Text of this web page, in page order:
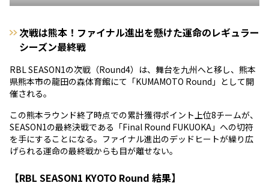
次戦は熊本！ファイナル進出を懸けた運命のレギュラー
シーズン最終戦
RBL SEASON1の次戦（Round4）は、舞台を九州へと移し、熊本
県熊本市の龍田の森体育館にて「KUMAMOTO Round」として開
催される。
この熊本ラウンド終了時点での累計獲得ポイント上位8チームが、
SEASON1の最終決戦である「Final Round FUKUOKA」への切符
を手にすることになる。ファイナル進出のデッドヒートが繰り広
げられる運命の最終戦からも目が離せない。
【RBL SEASON1 KYOTO Round 結果】